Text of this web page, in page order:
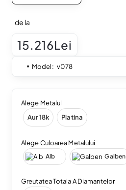
de la
15.216Lei
Model: v078
Alege Metalul
Aur 18k
Platina
Alege Culoarea Metalului
Alb Galben
Greutatea Totala A Diamantelor